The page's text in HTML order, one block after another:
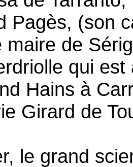
Pagès, (son
maire de
qui est
Hains à
Girard de
le grand